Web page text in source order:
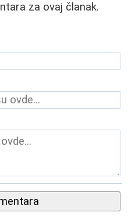
za ovaj članak.